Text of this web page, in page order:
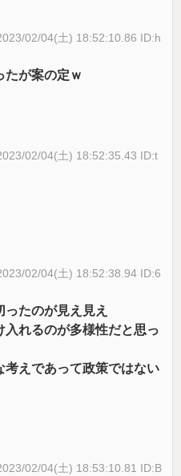
02/04(土) 18:52:10.86 ID:h
たが案の定ｗ
02/04(土) 18:52:35.43 ID:t
02/04(土) 18:52:38.94 ID:6
たのが見え見え
れるのが多様性だと思っ
考えであって政策ではない
02/04(土) 18:53:10.81 ID:B